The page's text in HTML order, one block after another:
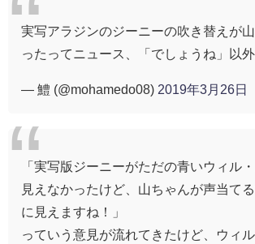
実写アラジンのジーニーの吹き替えが
ったってニュース、「でしょうね」以
— 鱧 (@mohamedo08) 2019年3月26日
「実写版ジーニーがただの青いウィル
見えなかったけど、山ちゃんが声当て
に見えますね！」
っていう意見が流れてきたけど、ウィ